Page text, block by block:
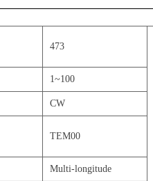
473
1~100
CW
TEM00
Multi-longitude